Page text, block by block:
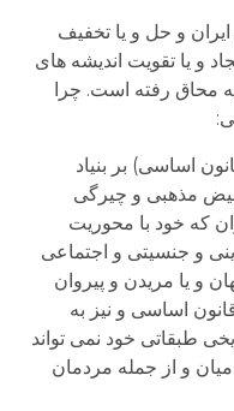
و حل و یا تخفیف
و یا تقویت اندیشه های
محاق رفته است. چرا
اساسی) بر بنیاد
مذهبی و چیرگی
که خود با محوریت
و جنسیتی و اجتماعی
و یا مریدن و پیروان
اساسی و نیز به
طبقاتی خود نمی تواند
و از جمله مردمان